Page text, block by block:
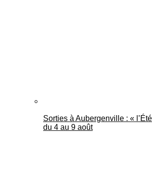
Sorties à Aubergenville : «
du 4 au 9 août